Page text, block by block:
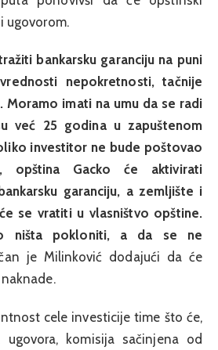
ugovorom.
bankarsku garanciju na puni
nepokretnosti, tačnije
Moramo imati na umu da se radi
već 25 godina u zapuštenom
investitor ne bude poštovao
opština Gacko će aktivirati
garanciju, a zemljište i
se vratiti u vlasništvo opštine.
ništa pokloniti, a da se ne
je Milinković dodajući da će
cele investicije time što će,
ugovora, komisija sačinjena od